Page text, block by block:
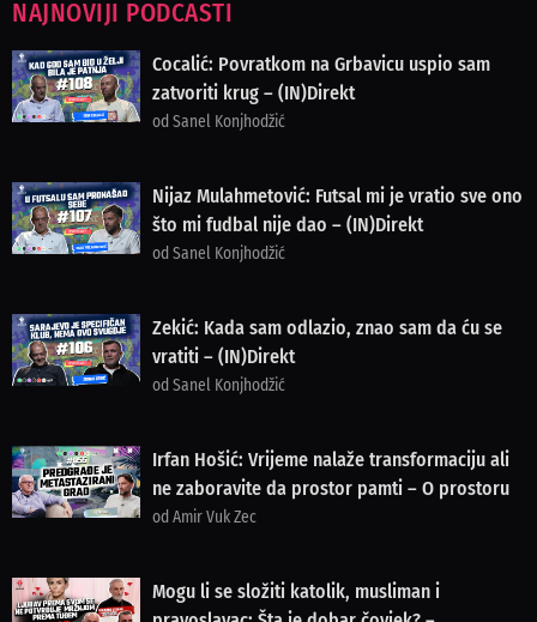
NAJNOVIJI PODCASTI
Cocalić: Povratkom na Grbavicu uspio sam
zatvoriti krug – (IN)Direkt
od Sanel Konjhodžić
Nijaz Mulahmetović: Futsal mi je vratio sve ono
što mi fudbal nije dao – (IN)Direkt
od Sanel Konjhodžić
Zekić: Kada sam odlazio, znao sam da ću se
vratiti – (IN)Direkt
od Sanel Konjhodžić
Irfan Hošić: Vrijeme nalaže transformaciju ali
ne zaboravite da prostor pamti – O prostoru
od Amir Vuk Zec
Mogu li se složiti katolik, musliman i